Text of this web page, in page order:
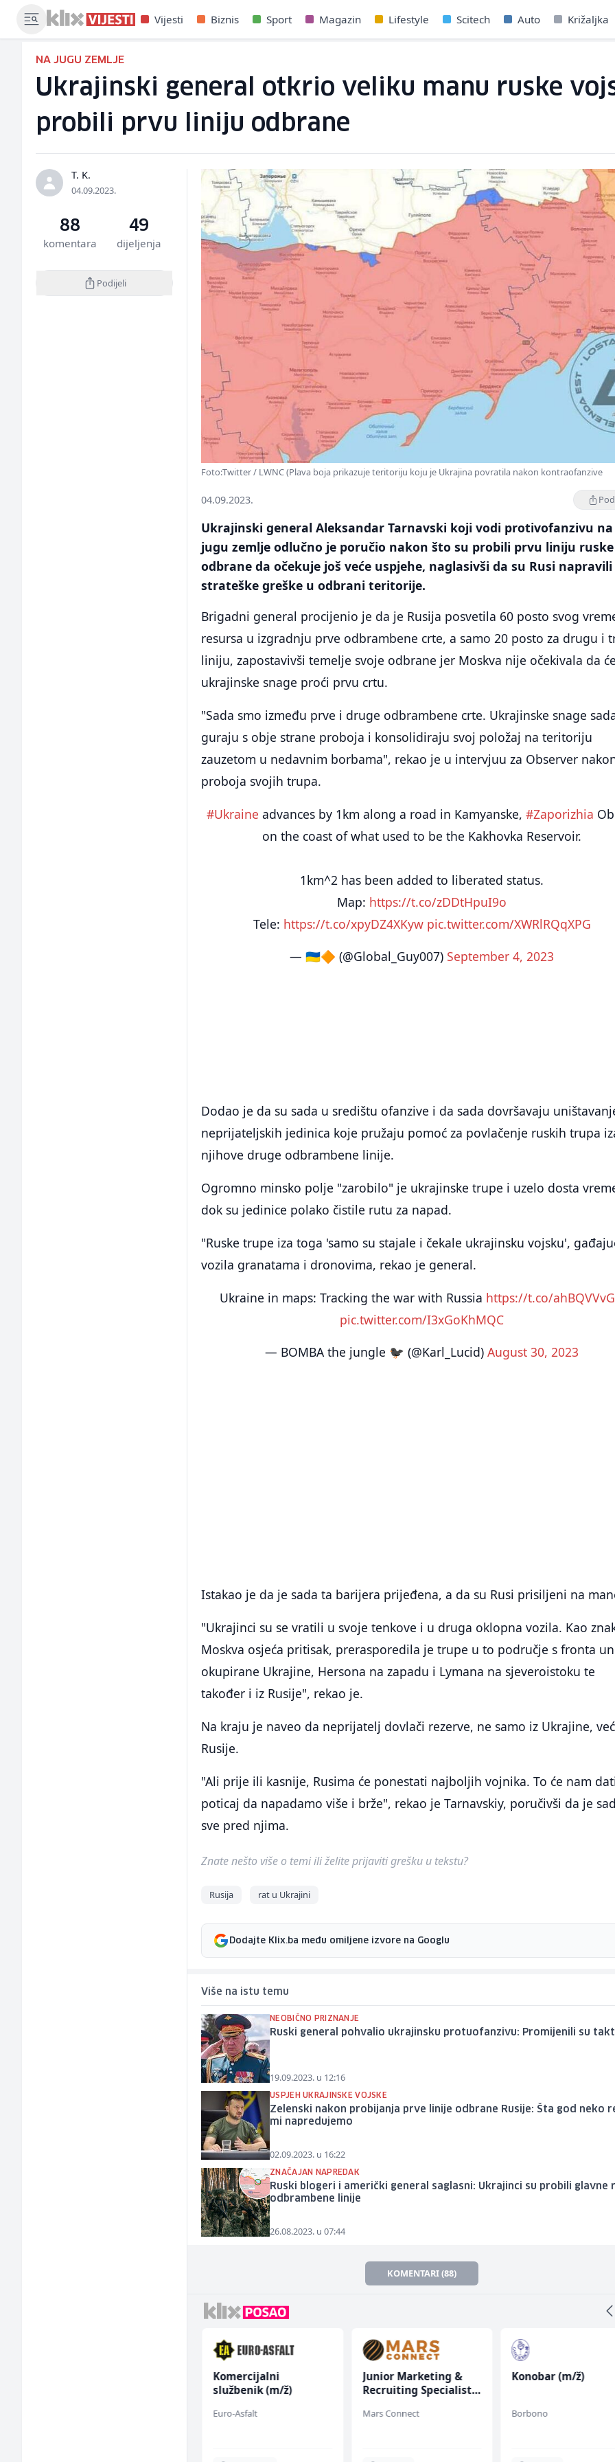
Vijesti Biznis Sport Magazin Lifestyle Scitech Auto Križaljka
NA JUGU ZEMLJE
Ukrajinski general otkrio veliku manu ruske
probili prvu liniju odbrane
T. K.
04.09.2023.
88
komentara
49
dijeljenja
Podijeli
Foto:Twitter / LWNC (Plava boja prikazuje teritoriju koju je Ukrajina povratila nakon kontraofanzive
04.09.2023.
Ukrajinski general Aleksandar Tarnavski koji vodi protivofanzivu na
jugu zemlje odlučno je poručio nakon što su probili prvu liniju ruske
odbrane da očekuje još veće uspjehe, naglasivši da su Rusi napravili
strateške greške u odbrani teritorije.
Brigadni general procijenio je da je Rusija posvetila 60 posto svog
resursa u izgradnju prve odbrambene crte, a samo 20 posto za drugu i
liniju, zapostavivši temelje svoje odbrane jer Moskva nije očekivala da će
ukrajinske snage proći prvu crtu.
"Sada smo između prve i druge odbrambene crte. Ukrajinske snage
guraju s obje strane proboja i konsolidiraju svoj položaj na teritoriju
zauzetom u nedavnim borbama", rekao je u intervjuu za Observer
proboja svojih trupa.
#Ukraine advances by 1km along a road in Kamyanske, #Zaporizhia
on the coast of what used to be the Kakhovka Reservoir.
1km^2 has been added to liberated status.
Map: https://t.co/zDDtHpuI9o
Tele: https://t.co/xpyDZ4XKyw pic.twitter.com/XWRlRQqXPG
— 🇺🇦🔶 (@Global_Guy007) September 4, 2023
Dodao je da su sada u središtu ofanzive i da sada dovršavaju
neprijateljskih jedinica koje pružaju pomoć za povlačenje ruskih trupa
njihove druge odbrambene linije.
Ogromno minsko polje "zarobilo" je ukrajinske trupe i uzelo dosta
dok su jedinice polako čistile rutu za napad.
"Ruske trupe iza toga 'samo su stajale i čekale ukrajinsku vojsku',
vozila granatama i dronovima, rekao je general.
Ukraine in maps: Tracking the war with Russia https://t.co/
pic.twitter.com/I3xGoKhMQC
— BOMBA the jungle 🐦‍⬛ (@Karl_Lucid)August 30, 2023
Istakao je da je sada ta barijera prijeđena, a da su Rusi prisiljeni na
"Ukrajinci su se vratili u svoje tenkove i u druga oklopna vozila. Kao
Moskva osjeća pritisak, prerasporedila je trupe u to područje s fronta
okupirane Ukrajine, Hersona na zapadu i Lymana na sjeveroistoku te
također i iz Rusije", rekao je.
Na kraju je naveo da neprijatelj dovlači rezerve, ne samo iz Ukrajine,
Rusije.
"Ali prije ili kasnije, Rusima će ponestati najboljih vojnika. To će nam dati
poticaj da napadamo više i brže", rekao je Tarnavskiy, poručivši da je
sve pred njima.
Znate nešto više o temi ili želite prijaviti grešku u tekstu?
Rusija rat u Ukrajini
Dodajte Klix.ba među omiljene izvore na Googlu
Više na istu temu
NEOBIČNO PRIZNANJE
Ruski general pohvalio ukrajinsku protuofanzivu: Promijenili su
19.09.2023. u 12:16
USPJEH UKRAJINSKE VOJSKE
Zelenski nakon probijanja prve linije odbrane Rusije: Šta god neko
mi napredujemo
02.09.2023. u 16:22
ZNAČAJAN NAPREDAK
Ruski blogeri i američki general saglasni: Ukrajinci su probili glavne
odbrambene linije
26.08.2023. u 07:44
KOMENTARI (88)
Komercijalni
službenik (m/ž)
Euro-Asfalt
Junior Marketing &
Recruiting Specialist
Mars Connect
Konobar (m/ž)
Borbono